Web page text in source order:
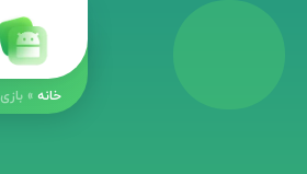
خانه » بازی Traffic Tour : Car Racer Game مود جدید